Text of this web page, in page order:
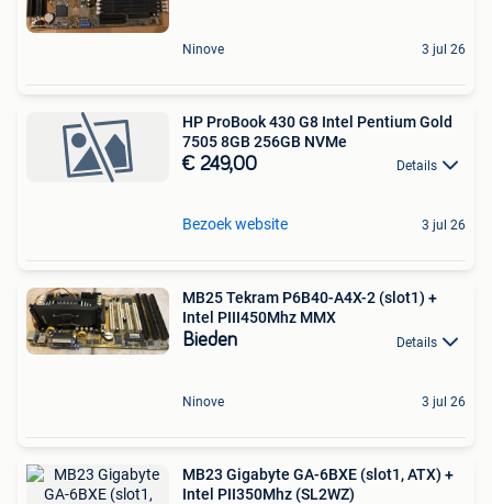
Ninove 3 jul 26
HP ProBook 430 G8 Intel Pentium Gold
7505 8GB 256GB NVMe
€ 249,00 Details
Bezoek website 3 jul 26
MB25 Tekram P6B40-A4X-2 (slot1) +
Intel PIII450Mhz MMX
Bieden Details
Ninove 3 jul 26
MB23 Gigabyte GA-6BXE (slot1, ATX) +
Intel PII350Mhz (SL2WZ)